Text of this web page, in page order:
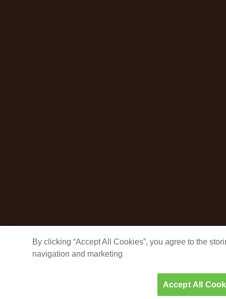
By clicking “Accept All Cookies”, you agree to the
navigation and marketing
Accept All